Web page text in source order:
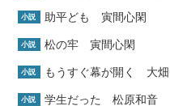
小説 助平ども 寅間心閑
小説 松の牢 寅間心閑
小説 もうすぐ幕が開く 大
小説 学生だった 松原和音